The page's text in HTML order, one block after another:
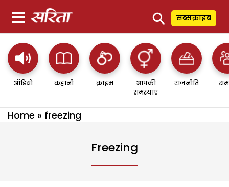
⚲ सब्सक्राइब
ऑडियो कहानी क्राइम
आपकी
समस्याएं
राजनीति
Home » freezing
Freezing